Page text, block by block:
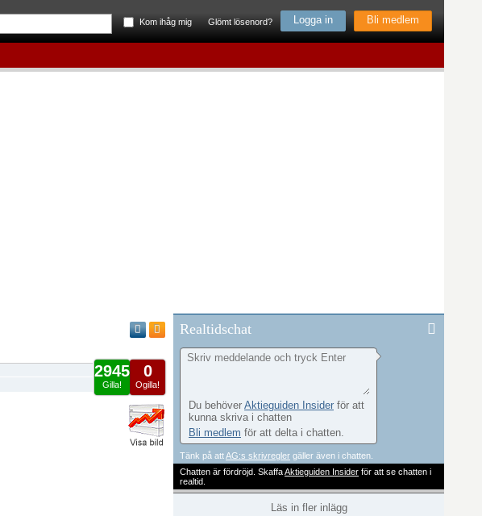
Kom ihåg mig
Glömt lösenord? Bli medlem
0
Ogilla!
2945
Gilla!
Realtidschat
Du behöver Aktieguiden Insider för att
kunna skriva i chatten
Bli medlem för att delta i chatten.
Tänk på attAG:s skrivregler gäller även i chatten.
Chatten är fördröjd. SkaffaAktieguiden Insider för att se chatten i
realtid.
Läs in fler inlägg